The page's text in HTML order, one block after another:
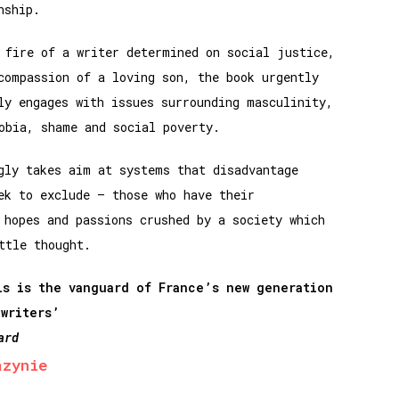
fire of a writer determined on social justice,
of a loving son, the book urgently
with issues surrounding masculinity,
shame and social poverty.
takes aim at systems that disadvantage
to exclude – those who have their
and passions crushed by a society which
thought.
is the vanguard of France’s new generation